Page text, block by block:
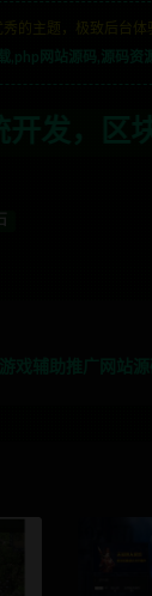
秀的主题，极致后台
,php网站源码,源码资
，金融